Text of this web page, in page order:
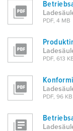
h
l
PDF, 4 MB
PDF, 613
PDF, 96 KB